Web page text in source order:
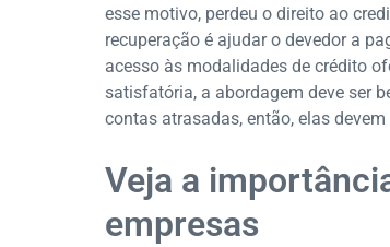
esse motivo, perdeu o direito ao
recuperação é ajudar o devedor a
acesso às modalidades de crédito
satisfatória, a abordagem deve ser
contas atrasadas, então, elas
Veja a
empresas